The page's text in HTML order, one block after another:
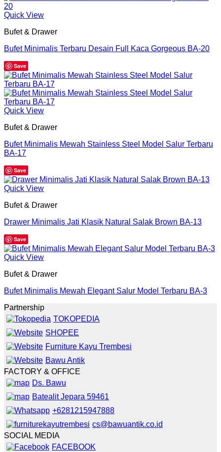
Quick View
Bufet & Drawer
Bufet Minimalis Terbaru Desain Full Kaca Gorgeous BA-20
Save
Quick View
Bufet & Drawer
Bufet Minimalis Mewah Stainless Steel Model Salur Terbaru
BA-17
Save
Quick View
Bufet & Drawer
Drawer Minimalis Jati Klasik Natural Salak Brown BA-13
Save
Quick View
Bufet & Drawer
Bufet Minimalis Mewah Elegant Salur Model Terbaru BA-3
Partnership
TOKOPEDIA
SHOPEE
Furniture Kayu Trembesi
Bawu Antik
FACTORY & OFFICE
Ds. Bawu
Batealit Jepara 59461
+6281215947888
cs@bawuantik.co.id
SOCIAL MEDIA
FACEBOOK